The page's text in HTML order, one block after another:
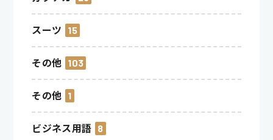
スーツ 15
その他 103
その他 1
ビジネス用語 8